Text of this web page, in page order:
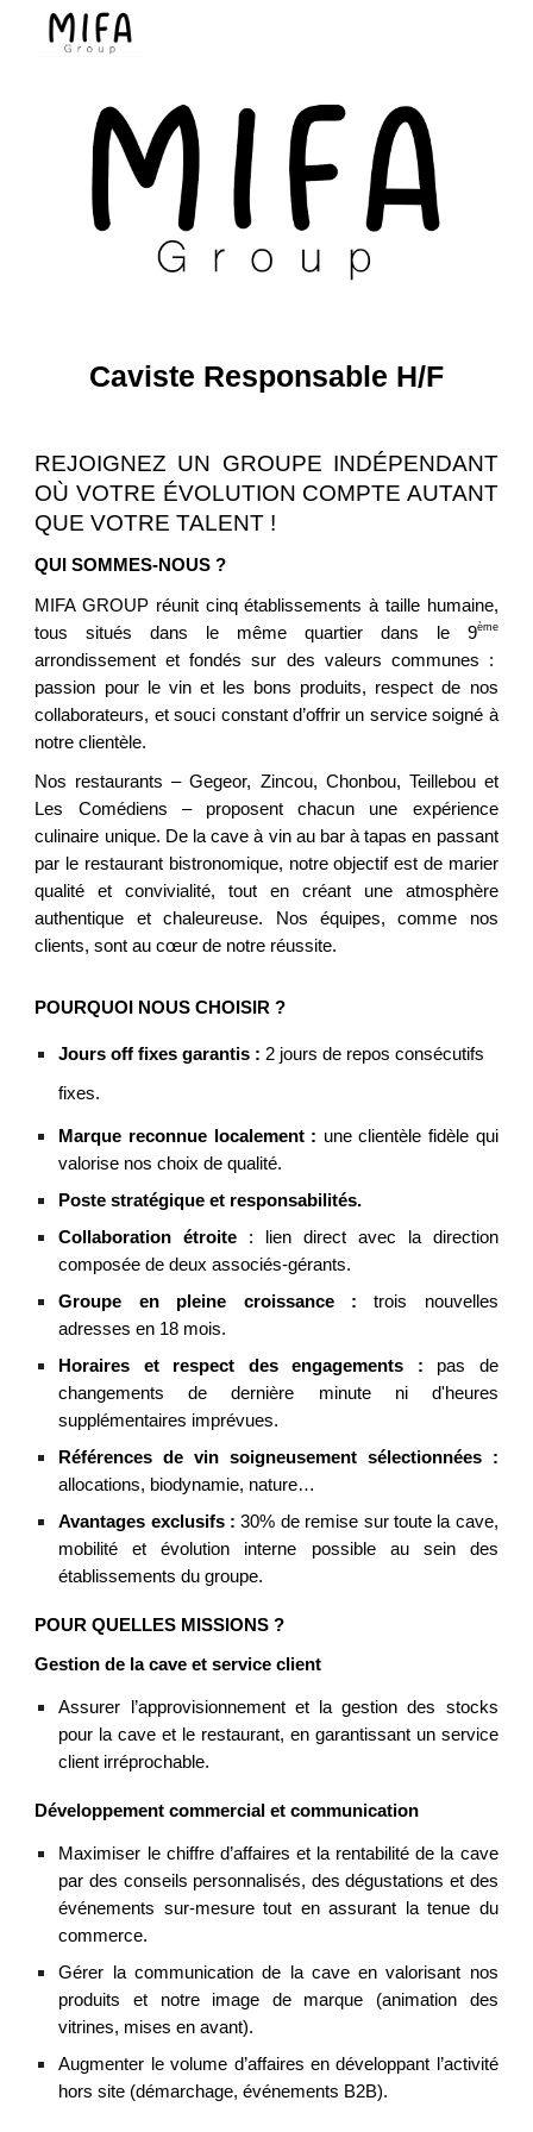
Skip to main content
Caviste Responsable H/F
REJOIGNEZ UN GROUPE INDÉPENDANT
OÙ VOTRE ÉVOLUTION COMPTE AUTANT
QUE VOTRE TALENT !
QUI SOMMES-NOUS ?
MIFA GROUP réunit cinqétablissements à taille humaine,
tous situés dans le même quartier dans le 9ème
arrondissement et fondés sur des valeurs communes :
passion pour le vin et les bons produits, respect de nos
collaborateurs, et souci constant d’offrir un service soigné à
notre clientèle.
Nos restaurants – Gegeor, Zincou, Chonbou, Teillebou et
Les Comédiens – proposent chacun une expérience
culinaire unique. De la cave à vin au bar à tapas en passant
par le restaurant bistronomique, notre objectif est de marier
qualité et convivialité, tout en créant une atmosphère
authentique et chaleureuse. Nos équipes, comme nos
clients, sont au cœur de notre réussite.
POURQUOI NOUS CHOISIR ?
Jours off fixes garantis : 2 jours de repos consécutifs
fixes.
Marque reconnue localement : une clientèle fidèle qui
valorise nos choix de qualité.
Poste stratégique et responsabilités.
Collaboration étroite : lien direct avec la direction
composée de deux associés-gérants.
Groupe en pleine croissance :trois nouvelles
adresses en 18 mois.
Horaires et respect des engagements : pas de
changements de dernière minute ni d'heures
supplémentaires imprévues.
Références de vin soigneusement sélectionnées :
allocations, biodynamie, nature…
Avantages exclusifs : 30% de remise sur toute la cave,
mobilité et évolution interne possible au sein des
établissements du groupe.
POUR QUELLES MISSIONS ?
Gestion de la cave et service client
Assurer l’approvisionnement et la gestion des stocks
pour la cave et le restaurant, en garantissant un service
client irréprochable.
Développement commercial et communication
Maximiser le chiffre d’affaires et la rentabilité de la cave
par des conseils personnalisés, des dégustations et des
événements sur-mesure tout en assurant la tenue du
commerce.
Gérer la communication de la cave en valorisant nos
produits et notre image de marque (animation des
vitrines, mises en avant).
Augmenter le volume d’affaires en développant l’activité
hors site (démarchage, événements B2B).